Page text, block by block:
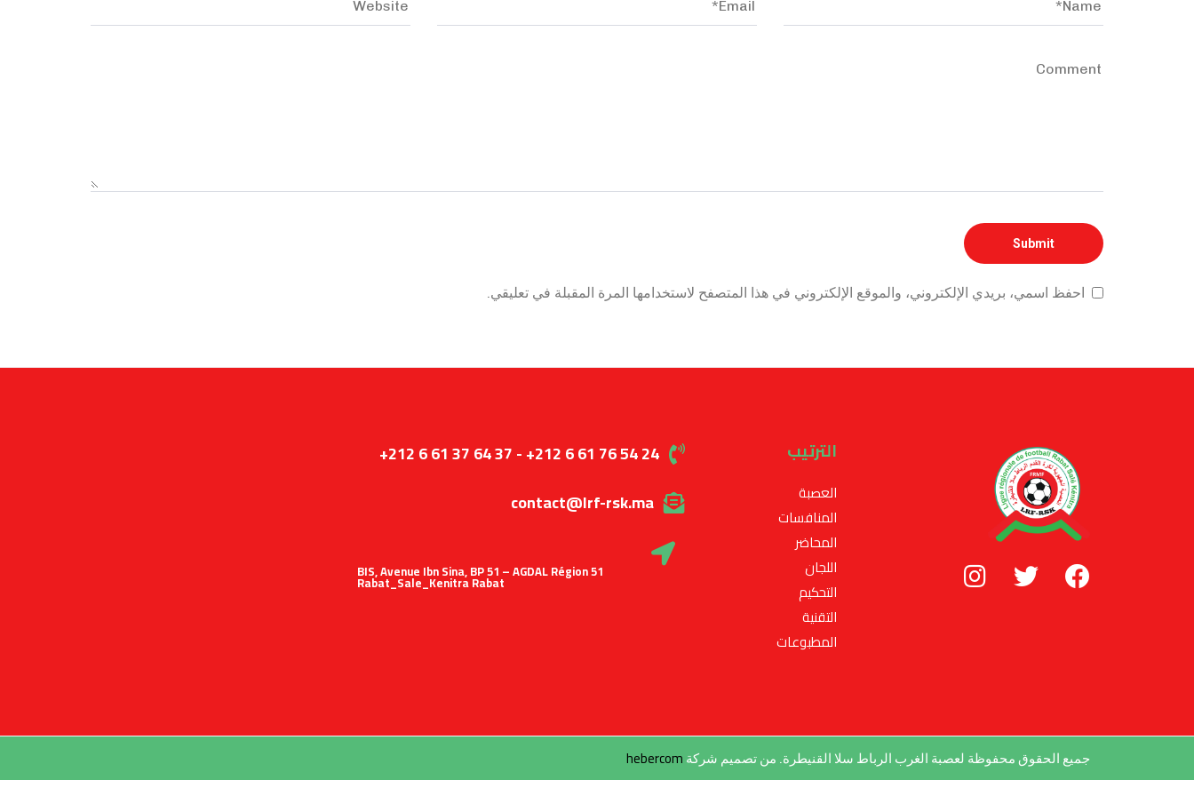
احفظ اسمي، بريدي الإلكتروني، والموقع الإلكتروني في هذا المتصفح لاستخدامها المرة المقبلة في تعليقي.
الترتيب
العصبة
المنافسات
المحاضر
اللجان
التحكيم
التقنية
المطبوعات
+212 6 61 37 64 37 - +212 6 61 76 54 24
contact@lrf-rsk.ma
51 BIS, Avenue Ibn Sina, BP 51 – AGDAL Région
Rabat_Sale_Kenitra Rabat
جميع الحقوق محفوظة لعصبة الغرب الرباط سلا القنيطرة. من تصميم شركة hebercom